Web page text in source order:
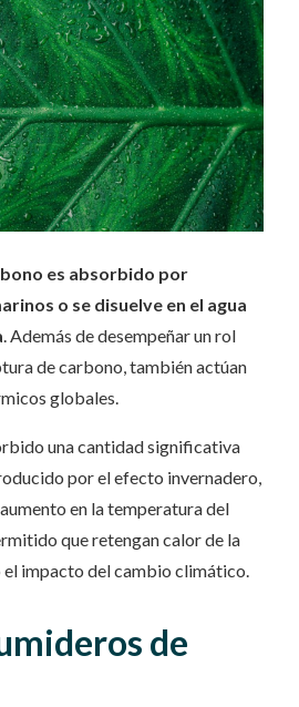
es absorbido por
o se disuelve en el agua
. Además de desempeñar un rol
de carbono, también actúan
globales.
una cantidad significativa
por el efecto invernadero,
en la temperatura del
que retengan calor de la
impacto del cambio climático.
de